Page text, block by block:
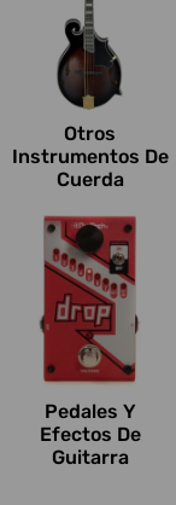
Otros
Instrumentos De
Cuerda
Pedales Y
Efectos De
Guitarra